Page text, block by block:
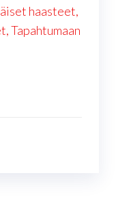
haasteet,
Tapahtumaan